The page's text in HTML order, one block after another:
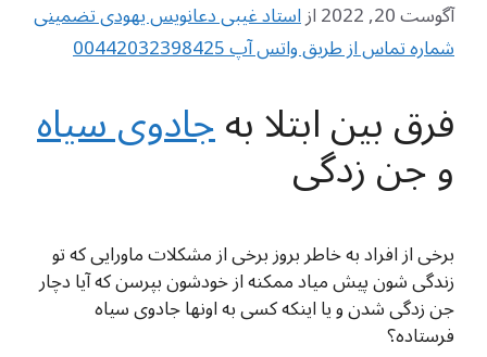
آگوست 20, 2022 ازاستاد غیبی دعانویس یهودی تضمینی
شماره تماس از طریق واتس آپ 00442032398425
فرق بین ابتلا بهجادوی سیاه
و جن زدگی
برخی از افراد به خاطر بروز برخی از مشکلات ماورایی که تو
زندگی شون پیش میاد ممکنه از خودشون بپرسن که آیا دچار
جن زدگی شدن و یا اینکه کسی به اونها جادوی سیاه
فرستاده؟